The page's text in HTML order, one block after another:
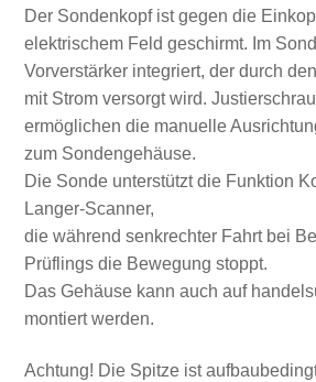
Der Sondenkopf ist gegen die
elektrischem Feld geschirmt. Im
Vorverstärker integriert, der durch
mit Strom versorgt wird.
ermöglichen die manuelle
zum Sondengehäuse.
Die Sonde unterstützt die Funktion
Langer-Scanner,
die während senkrechter Fahrt bei
Prüflings die Bewegung stoppt.
Das Gehäuse kann auch auf
montiert werden.
Achtung! Die Spitze ist